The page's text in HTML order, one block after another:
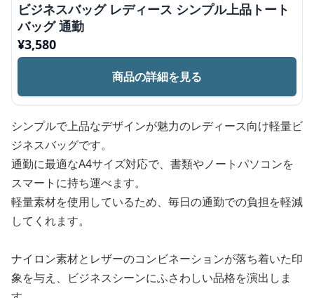
ビジネスバッグ レディース シンプル上品トート
バッグ 通勤
¥3,580
商品の詳細を見る
シンプルで上品なデザインが魅力のレディース向け軽量ビ
ジネスバッグです。
通勤に最適なA4サイズ対応で、書類やノートパソコンを
スマートに持ち運べます。
軽量素材を使用しているため、毎日の通勤での負担を軽減
してくれます。
ナイロン素材とレザーのコンビネーションが落ち着いた印
象を与え、ビジネスシーンにふさわしい品格を演出しま